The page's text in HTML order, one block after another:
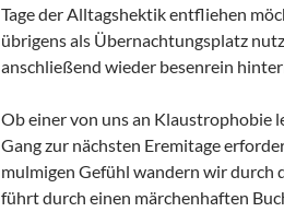
Tage der Alltagshektik entfliehen
übrigens als Übernachtungsplatz
anschließend wieder besenrein
Ob einer von uns an Klaustrophobie
Gang zur nächsten Eremitage
mulmigen Gefühl wandern wir durch
führt durch einen märchenhaften